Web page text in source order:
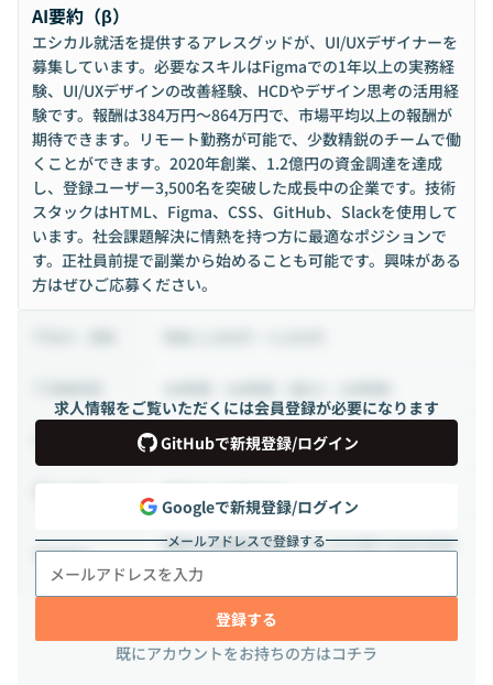
AI要約（β）
エシカル就活を提供するアレスグッドが、UI/UXデザイナーを
募集しています。必要なスキルはFigmaでの1年以上の実務経
験、UI/UXデザインの改善経験、HCDやデザイン思考の活用経
験です。報酬は384万円〜864万円で、市場平均以上の報酬が
期待できます。リモート勤務が可能で、少数精鋭のチームで働
くことができます。2020年創業、1.2億円の資金調達を達成
し、登録ユーザー3,500名を突破した成長中の企業です。技術
スタックはHTML、Figma、CSS、GitHub、Slackを使用して
います。社会課題解決に情熱を持つ方に最適なポジションで
す。正社員前提で副業から始めることも可能です。興味がある
方はぜひご応募ください。
求人情報をご覧いただくには会員登録が必要になります
GitHubで新規登録/ログイン
Googleで新規登録/ログイン
メールアドレスで登録する
登録する
既にアカウントをお持ちの方はコチラ
業務委託から正社員
勤務地
神奈川県鎌倉市雪ノ下1-12-5M’s Ark KAM
AKURA 2階